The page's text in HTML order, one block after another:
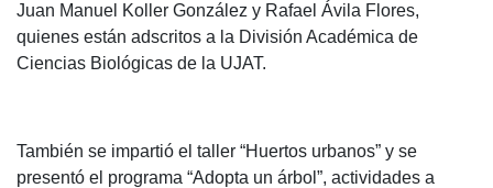
Juan Manuel Koller González y Rafael Ávila Flores,
quienes están adscritos a la División Académica de
Ciencias Biológicas de la UJAT.
También se impartió el taller “Huertos urbanos” y se
presentó el programa “Adopta un árbol”, actividades a